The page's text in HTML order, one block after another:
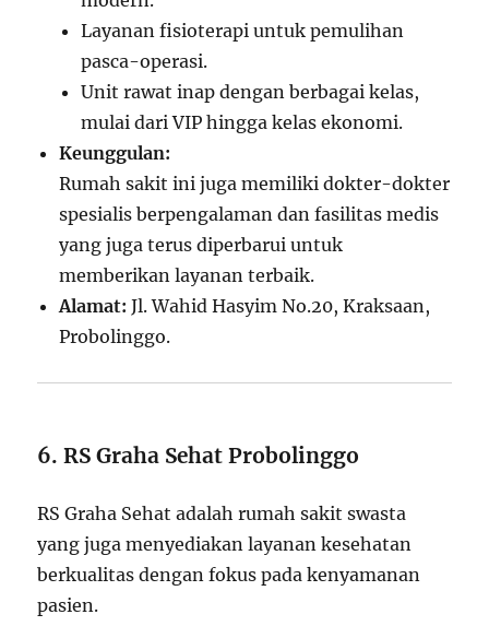
Layanan fisioterapi untuk pemulihan
pasca-operasi.
Unit rawat inap dengan berbagai kelas,
mulai dari VIP hingga kelas ekonomi.
Keunggulan:
Rumah sakit ini juga memiliki dokter-dokter
spesialis berpengalaman dan fasilitas medis
yang juga terus diperbarui untuk
memberikan layanan terbaik.
Alamat: Jl. Wahid Hasyim No.20, Kraksaan,
Probolinggo.
6. RS Graha Sehat Probolinggo
RS Graha Sehat adalah rumah sakit swasta
yang juga menyediakan layanan kesehatan
berkualitas dengan fokus pada kenyamanan
pasien.